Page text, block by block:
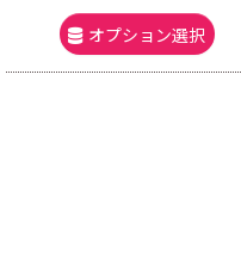
オプション選択